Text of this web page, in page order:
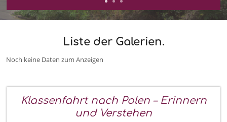
Liste der Galerien.
Noch keine Daten zum Anzeigen
Klassenfahrt nach Polen – Erinnern
und Verstehen